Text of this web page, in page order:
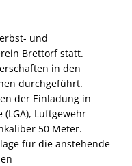
und
Brettorf statt.
in den
durchgeführt.
der Einladung in
Luftgewehr
50 Meter.
für die anstehende